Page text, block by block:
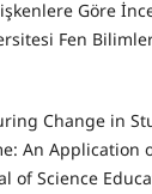
Göre
Fen
Change in
An Application
of Science